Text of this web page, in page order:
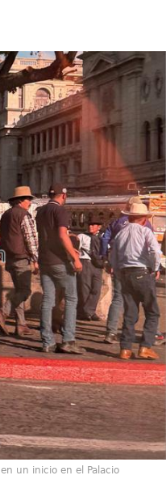
un inicio en el Palacio